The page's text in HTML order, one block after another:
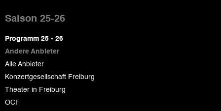
de
page
Saison 25-26
Programm 25 - 26
Andere Anbieter
Alle Anbieter
Konzertgesellschaft Freiburg
Theater in Freiburg
OCF